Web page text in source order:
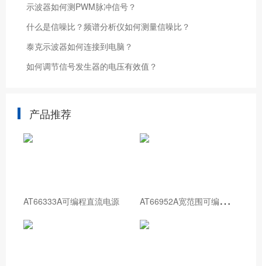
示波器如何测PWM脉冲信号？
什么是信噪比？频谱分析仪如何测量信噪比？
泰克示波器如何连接到电脑？
如何调节信号发生器的电压有效值？
产品推荐
AT66333A可编程直流电源 A
T66952A宽范围可编程直流电源